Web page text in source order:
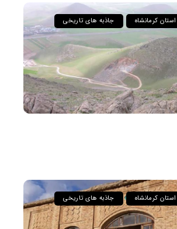
استان کرمانشاه جاذبه های تاریخی
استان کرمانشاه جاذبه های تاریخی